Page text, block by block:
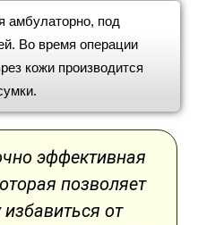
амбулаторно, под
Во время операции
кожи производится
эффективная
позволяет
избавиться от